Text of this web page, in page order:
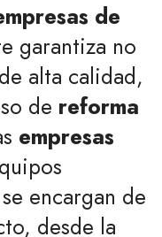
de
garantiza no
alta calidad,
de reforma
empresas
encargan de
desde la